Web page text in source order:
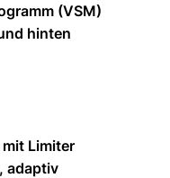
(VSM)
hinten
Limiter
adaptiv